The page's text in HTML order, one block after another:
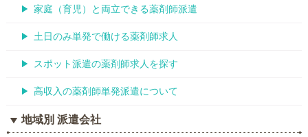
家庭（育児）と両立できる薬剤師派遣
土日のみ単発で働ける薬剤師求人
スポット派遣の薬剤師求人を探す
高収入の薬剤師単発派遣について
地域別 派遣会社